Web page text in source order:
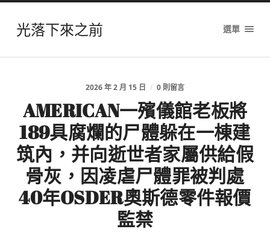
光落下來之前 選單
2026 年 2 月 15 日 / 0 則留言
AMERICAN一殯儀館老板將
189具腐爛的尸體躲在一棟建
筑內，并向逝世者家屬供給假
骨灰，因凌虐尸體罪被判處
40年OSDER奧斯德零件報價
監禁